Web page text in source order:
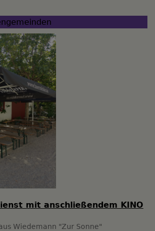
mit anschließendem KINO
Wiedemann "Zur Sonne"